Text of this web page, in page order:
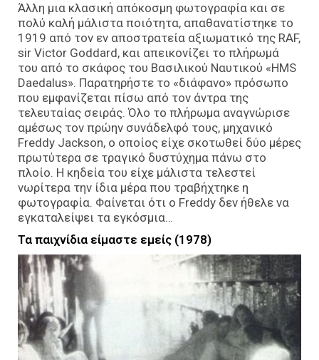
Άλλη μια κλασική απόκοσμη φωτογραφία και σε
πολύ καλή μάλιστα ποιότητα, απαθανατίστηκε το
1919 από τον εν αποστρατεία αξιωματικό της RAF,
sir Victor Goddard, και απεικονίζει το πλήρωμά
του από το σκάφος του Βασιλικού Ναυτικού «HMS
Daedalus». Παρατηρήστε το «διάφανο» πρόσωπο
που εμφανίζεται πίσω από τον άντρα της
τελευταίας σειράς. Όλο το πλήρωμα αναγνώρισε
αμέσως τον πρώην συνάδελφό τους, μηχανικό
Freddy Jackson, ο οποίος είχε σκοτωθεί δύο μέρες
πρωτύτερα σε τραγικό δυστύχημα πάνω στο
πλοίο. Η κηδεία του είχε μάλιστα τελεστεί
νωρίτερα την ίδια μέρα που τραβήχτηκε η
φωτογραφία. Φαίνεται ότι ο Freddy δεν ήθελε να
εγκαταλείψει τα εγκόσμια…
Τα παιχνίδια είμαστε εμείς (1978)